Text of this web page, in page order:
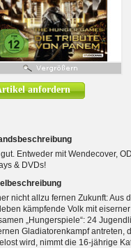
anfordern
Entweder mit Wendecover,
& DVDs!
nicht allzu fernen Zukunft:
kämpfende Volk mit
„Hungerspiele“: 24
Gladiatorenkampf antreten,
wird, nimmt die 16-jährige